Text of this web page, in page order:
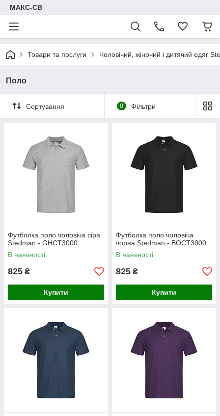
МАКС-СВ
Товари та послуги Чоловічий, жіночий і дитячий одяг
Поло
Сортування 0 Фільтри
Футболка поло чоловіча сіра
Stedman - GHСТ3000
В наявності
825 ₴
Купити
Футболка поло чоловіча
чорна Stedman - ВОСТ3000
В наявності
825 ₴
Купити